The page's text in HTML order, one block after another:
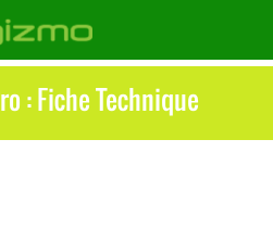
: Fiche Technique